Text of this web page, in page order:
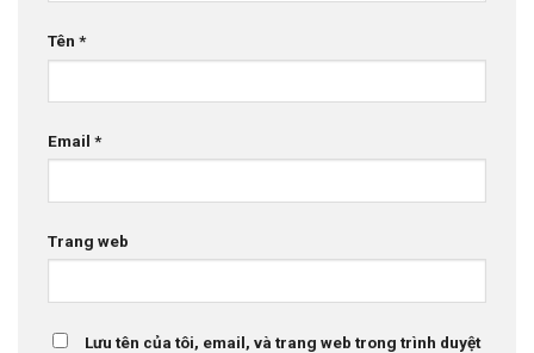
Tên *
Email *
Trang web
Lưu tên của tôi, email, và trang web trong trình duyệt